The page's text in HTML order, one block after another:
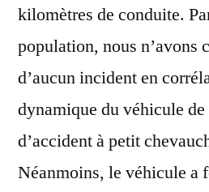
kilomètres de conduite.
population, nous n’avons
d’aucun incident en
dynamique du véhicule
d’accident à petit
Néanmoins, le véhicule a